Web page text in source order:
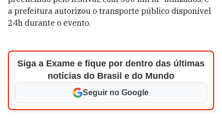
a prefeitura autorizou o transporte público disponível
24h durante o evento.
Siga a Exame e fique por dentro das últimas
notícias do Brasil e do Mundo
Seguir no Google